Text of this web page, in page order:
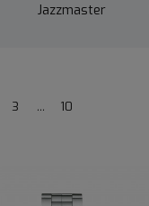
Jazzmaster
3 ... 10